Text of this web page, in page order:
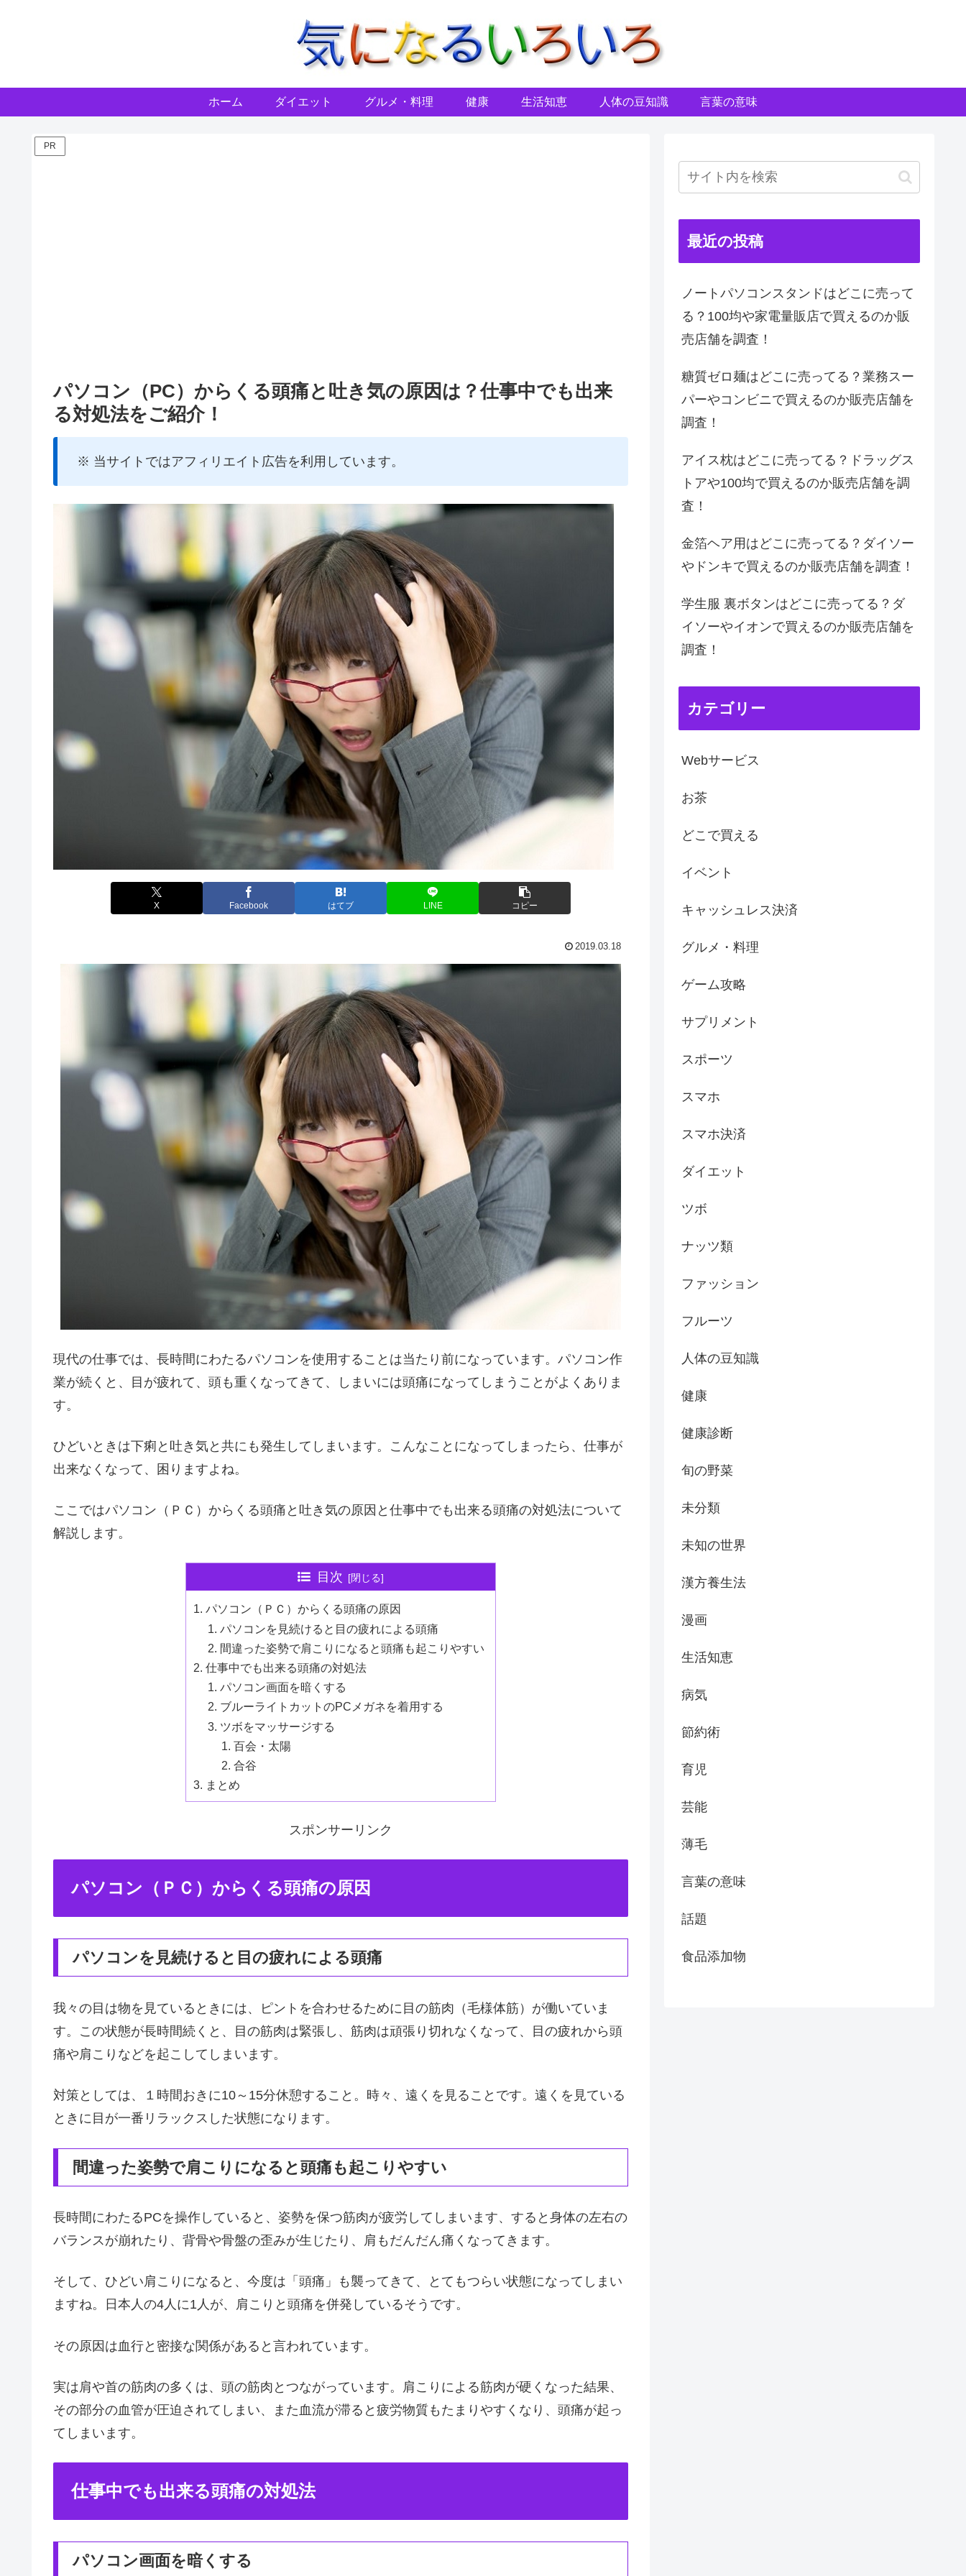
ホーム ダイエット グルメ・料理 健康 生活知恵 人体の豆知識 言葉の意味
PR
パソコン（PC）からくる頭痛と吐き気の原因は？仕事中でも出来
る対処法をご紹介！
※ 当サイトではアフィリエイト広告を利用しています。
X Facebook はてブ LINE コピー
2019.03.18
現代の仕事では、長時間にわたるパソコンを使用することは当たり前になっています。パソコン作
業が続くと、目が疲れて、頭も重くなってきて、しまいには頭痛になってしまうことがよくありま
す。
ひどいときは下痢と吐き気と共にも発生してしまいます。こんなことになってしまったら、仕事が
出来なくなって、困りますよね。
ここではパソコン（ＰＣ）からくる頭痛と吐き気の原因と仕事中でも出来る頭痛の対処法について
解説します。
目次
パソコン（ＰＣ）からくる頭痛の原因
パソコンを見続けると目の疲れによる頭痛
間違った姿勢で肩こりになると頭痛も起こりやすい
仕事中でも出来る頭痛の対処法
パソコン画面を暗くする
ブルーライトカットのPCメガネを着用する
ツボをマッサージする
百会・太陽
合谷
まとめ
スポンサーリンク
パソコン（ＰＣ）からくる頭痛の原因
パソコンを見続けると目の疲れによる頭痛
我々の目は物を見ているときには、ピントを合わせるために目の筋肉（毛様体筋）が働いていま
す。この状態が長時間続くと、目の筋肉は緊張し、筋肉は頑張り切れなくなって、目の疲れから頭
痛や肩こりなどを起こしてしまいます。
対策としては、１時間おきに10～15分休憩すること。時々、遠くを見ることです。遠くを見ている
ときに目が一番リラックスした状態になります。
間違った姿勢で肩こりになると頭痛も起こりやすい
長時間にわたるPCを操作していると、姿勢を保つ筋肉が疲労してしまいます、すると身体の左右の
バランスが崩れたり、背骨や骨盤の歪みが生じたり、肩もだんだん痛くなってきます。
そして、ひどい肩こりになると、今度は「頭痛」も襲ってきて、とてもつらい状態になってしまい
ますね。日本人の4人に1人が、肩こりと頭痛を併発しているそうです。
その原因は血行と密接な関係があると言われています。
実は肩や首の筋肉の多くは、頭の筋肉とつながっています。肩こりによる筋肉が硬くなった結果、
その部分の血管が圧迫されてしまい、また血流が滞ると疲労物質もたまりやすくなり、頭痛が起っ
てしまいます。
仕事中でも出来る頭痛の対処法
パソコン画面を暗くする
最近の投稿
ノートパソコンスタンドはどこに売って
る？100均や家電量販店で買えるのか販
売店舗を調査！
糖質ゼロ麺はどこに売ってる？業務スー
パーやコンビニで買えるのか販売店舗を
調査！
アイス枕はどこに売ってる？ドラッグス
トアや100均で買えるのか販売店舗を調
査！
金箔ヘア用はどこに売ってる？ダイソー
やドンキで買えるのか販売店舗を調査！
学生服 裏ボタンはどこに売ってる？ダ
イソーやイオンで買えるのか販売店舗を
調査！
カテゴリー
Webサービス
お茶
どこで買える
イベント
キャッシュレス決済
グルメ・料理
ゲーム攻略
サプリメント
スポーツ
スマホ
スマホ決済
ダイエット
ツボ
ナッツ類
ファッション
フルーツ
人体の豆知識
健康
健康診断
旬の野菜
未分類
未知の世界
漢方養生法
漫画
生活知恵
病気
節約術
育児
芸能
薄毛
言葉の意味
話題
食品添加物